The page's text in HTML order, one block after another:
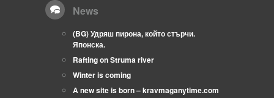
News
(BG) Удряш пирона, който стърчи.
Японска.
Rafting on Struma river
Winter is coming
A new site is born – kravmaganytime.com